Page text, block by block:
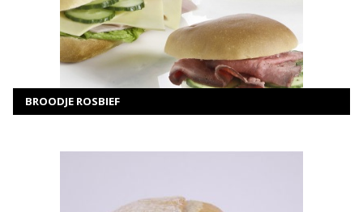
SELECTEER OPTIES
BROODJE ROSBIEF